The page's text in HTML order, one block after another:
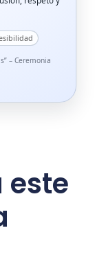
– Ceremonia
este